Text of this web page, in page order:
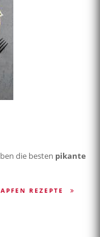
die besten pikante
REZEPTE